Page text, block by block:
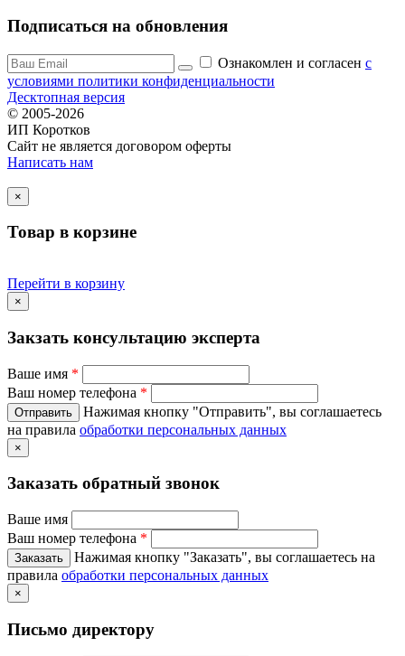
Подписаться на обновления
Ознакомлен и согласен c
условиями политики конфиденциальности
Десктопная версия
© 2005-2026
ИП Коротков
Сайт не является договором оферты
Написать нам
×
Товар в корзине
Перейти в корзину
×
Закзать консультацию эксперта
Ваше имя *
Ваш номер телефона *
Нажимая кнопку "Отправить", вы соглашаетесь
на правила обработки персональных данных
×
Заказать обратный звонок
Ваше имя
Ваш номер телефона *
Нажимая кнопку "Заказать", вы соглашаетесь на
правила обработки персональных данных
×
Письмо директору